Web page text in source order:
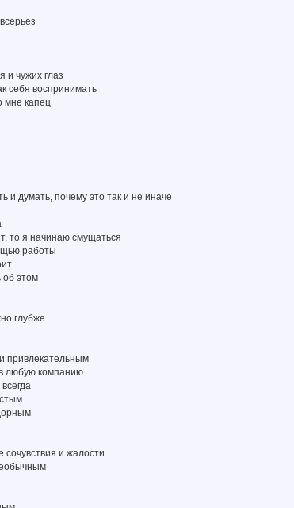
и чужих глаз
себя воспринимать
мне капец
и думать, почему это так и не иначе
то я начинаю смущаться
работы
об этом
глубже
привлекательным
любую компанию
и жалости